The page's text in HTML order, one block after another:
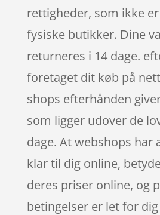
rettigheder, som ikke
fysiske butikker. Dine
returneres i 14 dage.
foretaget dit køb på
shops efterhånden
som ligger udover de
dage. At webshops har
klar til dig online,
deres priser online, og
betingelser er let for